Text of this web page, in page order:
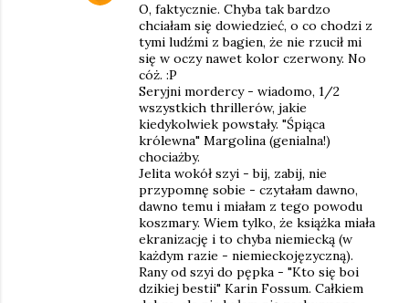
O, faktycznie. Chyba tak bardzo
chciałam się dowiedzieć, o co chodzi z
tymi ludźmi z bagien, że nie rzucił mi
się w oczy nawet kolor czerwony. No
cóż. :P
Seryjni mordercy - wiadomo, 1/2
wszystkich thrillerów, jakie
kiedykolwiek powstały. "Śpiąca
królewna" Margolina (genialna!)
chociażby.
Jelita wokół szyi - bij, zabij, nie
przypomnę sobie - czytałam dawno,
dawno temu i miałam z tego powodu
koszmary. Wiem tylko, że książka miała
ekranizację i to chyba niemiecką (w
każdym razie - niemieckojęzyczną).
Rany od szyi do pępka - "Kto się boi
dzikiej bestii" Karin Fossum. Całkiem